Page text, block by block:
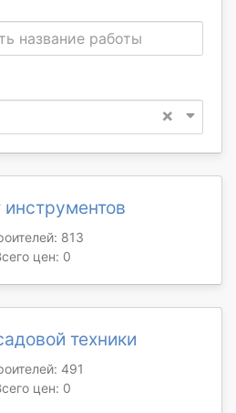
название работы
×
813
цен: 0
техники
491
цен: 0